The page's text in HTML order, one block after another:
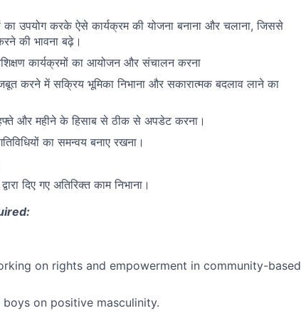
उपयोग करके ऐसे कार्यक्रम की योजना बनाना और चलाना, जिससे
की भावना बढ़े।
कार्यक्रमों का आयोजन और संचालन करना
करने में सक्रिय भूमिका निभाना और सकारात्मक बदलाव लाने का
हफ्ते और महीने के हिसाब से ठीक से अपडेट करना।
का समन्वय बनाए रखना।
दिए गए अतिरिक्त काम निभाना।
on rights and empowerment in community-based
on positive masculinity.